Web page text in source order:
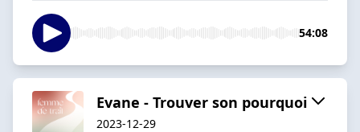
54:08
Evane - Trouver son pourquoi
2023-12-29